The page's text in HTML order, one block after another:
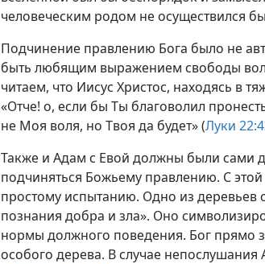
человеческим родом не осуществился
Подчинение правлению Бога было не
быть любящим выражением свободы
читаем, что Иисус Христос, находясь в
«Отче! о, если бы Ты благоволил
не Моя воля, но Твоя да будет» (Луки
Также и Адам с Евой должны были сами
подчиняться Божьему правлению. С
простому испытанию. Одно из деревьев
познания добра и зла». Оно
нормы должного поведения. Бог прямо
особого дерева. В случае